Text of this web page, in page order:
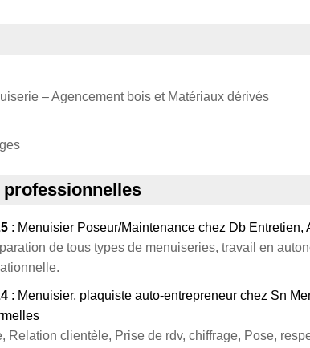
– Agencement bois et Matériaux dérivés
: Menuisier Poseur/Maintenance chez Db Entretien,
de tous types de menuiseries, travail en
: Menuisier, plaquiste auto-entrepreneur chez Sn
Relation clientèle, Prise de rdv, chiffrage, Pose,